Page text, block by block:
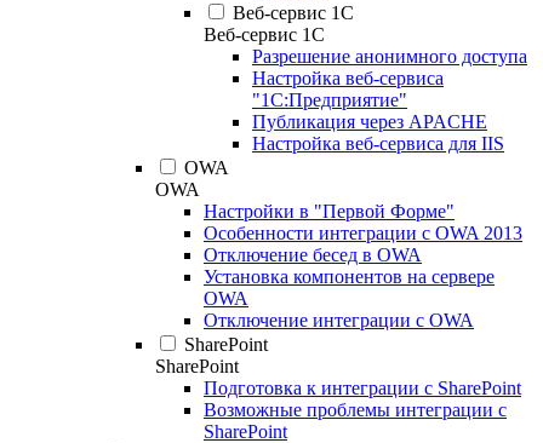
Веб-сервис 1С
Веб-сервис 1С
Разрешение анонимного доступа
Настройка веб-сервиса
"1С:Предприятие"
Публикация через APACHE
Настройка веб-сервиса для IIS
OWA
OWA
Настройки в "Первой Форме"
Особенности интеграции с OWA 2013
Отключение бесед в OWA
Установка компонентов на сервере
OWA
Отключение интеграции с OWA
SharePoint
SharePoint
Подготовка к интеграции с SharePoint
Возможные проблемы интеграции с
SharePoint